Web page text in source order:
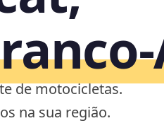
de motocicletas.
na sua região.